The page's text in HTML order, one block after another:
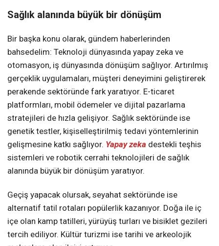
Sağlık alanında büyük bir dönüşüm
Bir başka konu olarak, gündem haberlerinden
bahsedelim: Teknoloji dünyasında yapay zeka ve
otomasyon, iş dünyasında dönüşüm sağlıyor. Artırılmış
gerçeklik uygulamaları, müşteri deneyimini geliştirerek
perakende sektöründe fark yaratıyor. E-ticaret
platformları, mobil ödemeler ve dijital pazarlama
stratejileri de hızla gelişiyor. Sağlık sektöründe ise
genetik testler, kişiselleştirilmiş tedavi yöntemlerinin
gelişmesine katkı sağlıyor. Yapay zeka destekli teşhis
sistemleri ve robotik cerrahi teknolojileri de sağlık
alanında büyük bir dönüşüm yaratıyor.
Geçiş yapacak olursak, seyahat sektöründe ise
alternatif tatil rotaları popülerlik kazanıyor. Doğa ile iç
içe olan kamp tatilleri, yürüyüş turları ve bisiklet gezileri
tercih ediliyor. Kültür turizmi ise tarihi ve arkeolojik